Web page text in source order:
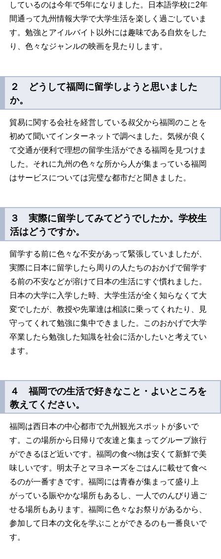
しているのは今年で5年になりました。日本語学校に2年
間通って九州情報大学で大学生活を楽しく過ごしていま
す。勉強とアイルバイト以外には趣味である自炊をした
り、色々なジャンルの映画を見たりします。
２ どうして福岡に留学しようと思いました
か。
貿易に関する会社を経営している叔父から福岡のことを
初めて聞いてインターネットで調べました。気候が良く
て交通が便利で理想の留学生活ができる福岡を見つけま
した。それに九州の色々な所から人が集まっている福岡
はサービスについては完璧な都市だと聞きました。
３ 実際に留学してみてどうでしたか。学校生
活はどうですか。
留学する前に色々な不安があって緊張していましたが、
実際に日本に留学したら周りの人たちのおかげで留学す
る前の不安などが溶けて日本の生活にすぐ慣れました。
日本の大学に入学した時、大学生活が全く知らなくて大
変でしたが、教授や先輩達は相談に乗ってくれたり、見
守ってくれて勉強に集中できました。このおかげで大学
卒業したら勉強した知識を社会に活かしたいと考えてい
ます。
４ 福岡での生活で好きなこと・よいところを
教えてください。
福岡は西日本の中心都市で九州観光スポットが多いで
す。この場所から日帰りで友達と集まってグループ旅行
ができるほど近いです。福岡の食べ物は安くて新鮮で美
味しいです。明太子とマヨネーズをごはんに載せて食べ
るのが一番すきです。福岡には青春が集まって盛り上
がっている賑やかな場所もあるし、一人でのんびり過ご
せる場所もあります。福岡に色々なお祭りがあるから、
参加して日本の文化を学ぶことができるのも一番良いで
す。